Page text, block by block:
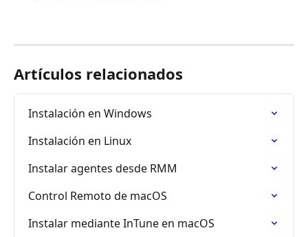
Artículos relacionados
Instalación en Windows
Instalación en Linux
Instalar agentes desde RMM
Control Remoto de macOS
Instalar mediante InTune en macOS